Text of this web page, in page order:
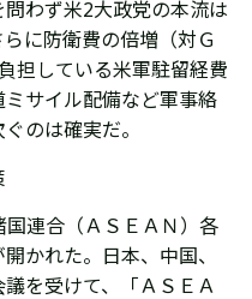
わず米2大政党の本流は
らに防衛費の倍増（対Ｇ
担している米軍駐留経費
サイル配備など軍事絡
のは確実だ。
国連合（ＡＳＥＡＮ）各
かれた。日本、中国、
を受けて、「ＡＳＥＡ